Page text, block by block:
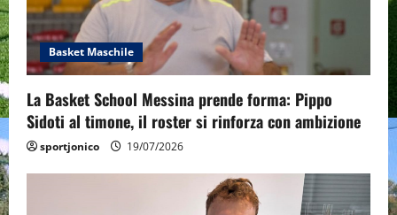
Basket Maschile
La Basket School Messina prende forma: Pippo
Sidoti al timone, il roster si rinforza con ambizione
sportjonico 19/07/2026